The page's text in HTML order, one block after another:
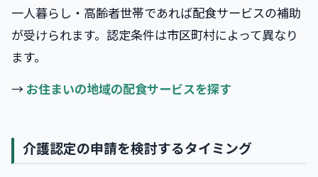
一人暮らし・高齢者世帯であれば配食サービスの補助
が受けられます。認定条件は市区町村によって異なり
ます。
→ お住まいの地域の配食サービスを探す
介護認定の申請を検討するタイミング